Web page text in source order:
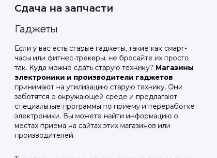
Сдача на запчасти
Гаджеты
Если у вас есть старые гаджеты, такие как смарт-
часы или фитнес-трекеры, не бросайте их просто
так. Куда можно сдать старую технику? Магазины
электроники и производители гаджетов
принимают на утилизацию старую технику. Они
заботятся о окружающей среде и предлагают
специальные программы по приему и переработке
электроники. Вы можете найти информацию о
местах приема на сайтах этих магазинов или
производителей.